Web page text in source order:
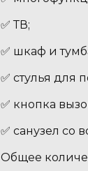
✅ ТВ;
✅ шкаф и
✅ стулья для
✅ кнопка
✅ санузел
Общее